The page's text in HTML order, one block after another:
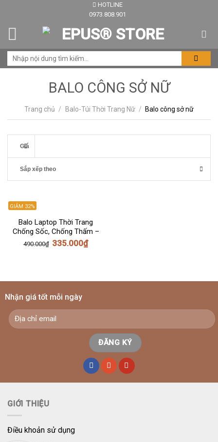
content
HOTLINE
0973.808.901
BALO CÔNG SỞ NỮ
Trang chủ / Balo-Túi Thời Trang Nữ / Balo công sở nữ
Giá
Sắp xếp theo
GIẢM 32%
HẾT HÀNG
Balo Laptop Thời Trang
Chống Sốc, Chống Thấm –
Balo Công Sở (CS02)
490.000₫ 335.000₫
Nhận giá tốt mỗi ngày
GIỚI THIỆU
Điều khoản sử dụng